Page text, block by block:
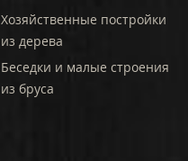
Хозяйственные постройки
из дерева
Беседки и малые строения
из бруса